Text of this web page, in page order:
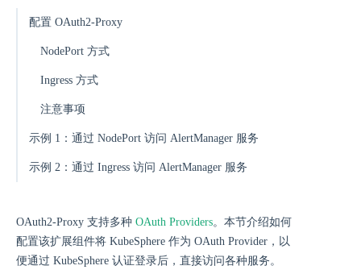
配置 OAuth2-Proxy
NodePort 方式
Ingress 方式
注意事项
示例 1：通过 NodePort 访问 AlertManager 服务
示例 2：通过 Ingress 访问 AlertManager 服务
OAuth2-Proxy 支持多种 OAuth Providers。本节介绍如何
配置该扩展组件将 KubeSphere 作为 OAuth Provider，以
便通过 KubeSphere 认证登录后，直接访问各种服务。